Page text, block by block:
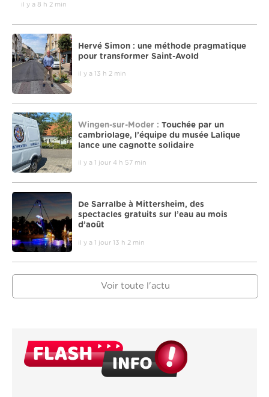
il y a 8 h 2 min
Hervé Simon : une méthode pragmatique
pour transformer Saint-Avold
il y a 13 h 2 min
Wingen-sur-Moder : Touchée par un
cambriolage, l’équipe du musée Lalique
lance une cagnotte solidaire
il y a 1 jour 4 h 57 min
De Sarralbe à Mittersheim, des
spectacles gratuits sur l’eau au mois
d’août
il y a 1 jour 13 h 2 min
Voir toute l'actu